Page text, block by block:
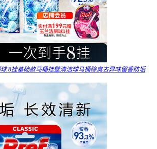
8挂基础款马桶挂壁清洁球马桶除臭去异味留香防垢